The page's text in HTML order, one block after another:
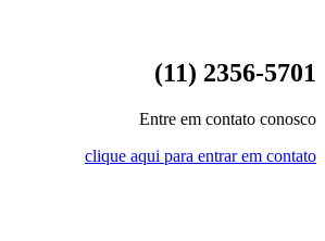
(11) 2356-5701
Entre em contato conosco
clique aqui para entrar em contato